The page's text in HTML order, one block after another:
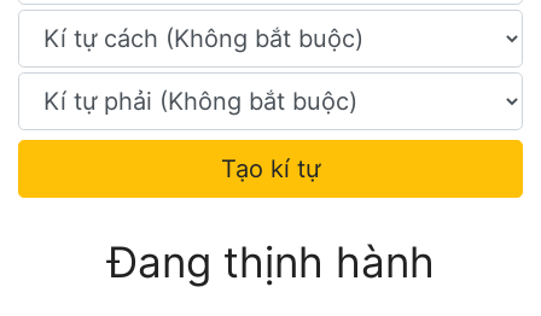
Tạo kí tự
Đang thịnh hành